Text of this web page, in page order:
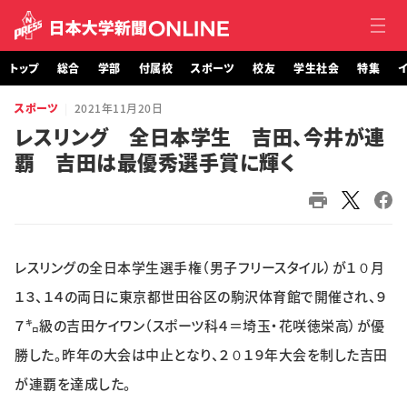
トップ
総合
スポーツ
学生社会
トップ 総合 学部 付属校 スポーツ 校友 学生社会 特集
スポーツ 2021年11月20日
レスリング 全日本学生 吉田、今井が連
覇 吉田は最優秀選手賞に輝く
レスリングの全日本学生選手権（男子フリースタイル）が１０月
１３、１４の両日に東京都世田谷区の駒沢体育館で開催され、９
７㌔級の吉田ケイワン（スポーツ科４＝埼玉・花咲徳栄高）が優
勝した。昨年の大会は中止となり、２０１９年大会を制した吉田
が連覇を達成した。